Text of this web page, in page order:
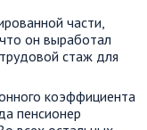
части,
он выработал
стаж для
коэффициента
пенсионер